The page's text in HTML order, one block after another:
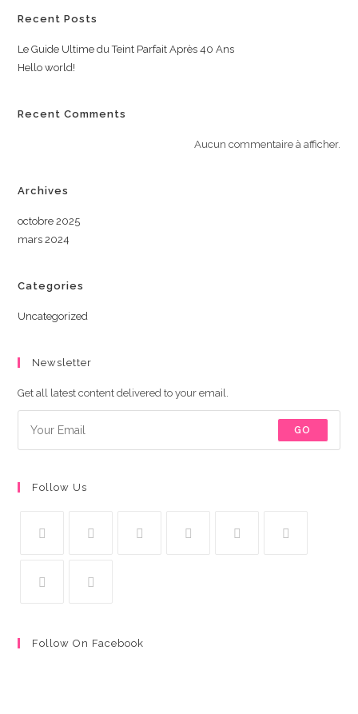
Recent Posts
Le Guide Ultime du Teint Parfait Après 40 Ans
Hello world!
Recent Comments
Aucun commentaire à afficher.
Archives
octobre 2025
mars 2024
Categories
Uncategorized
Newsletter
Get all latest content delivered to your email.
GO
Follow Us
Follow On Facebook